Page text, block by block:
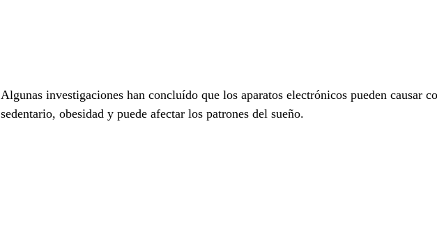
Algunas investigaciones han concluído que los aparatos electrónicos pueden causar
sedentario, obesidad y puede afectar los patrones del sueño.